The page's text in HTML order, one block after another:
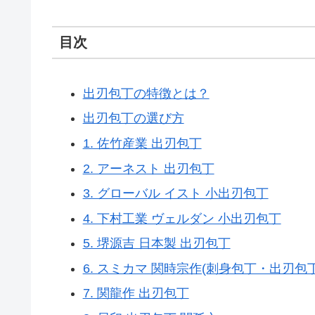
目次
出刃包丁の特徴とは？
出刃包丁の選び方
1. 佐竹産業 出刃包丁
2. アーネスト 出刃包丁
3. グローバル イスト 小出刃包丁
4. 下村工業 ヴェルダン 小出刃包丁
5. 堺源吉 日本製 出刃包丁
6. スミカマ 関時宗作(刺身包丁・出刃包
7. 関龍作 出刃包丁